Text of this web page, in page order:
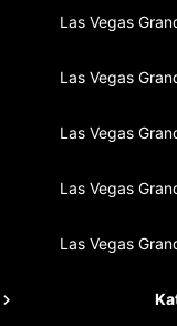
Las Vegas
Las Vegas
Las Vegas
Las Vegas
Las Vegas